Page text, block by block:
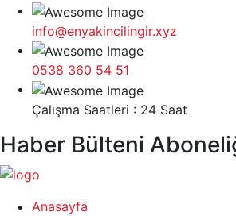
info@enyakincilingir.xyz
0538 360 54 51
Çalışma Saatleri : 24 Saat
Haber Bülteni
Anasayfa